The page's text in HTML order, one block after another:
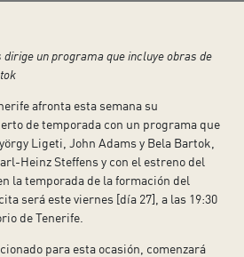
un programa que incluye obras de
afronta esta semana su
de temporada con un programa que
Ligeti, John Adams y Bela Bartok,
Heinz Steffens y con el estreno del
la temporada de la formación del
será este viernes [día 27], a las 19:30
de Tenerife.
para esta ocasión, comenzará